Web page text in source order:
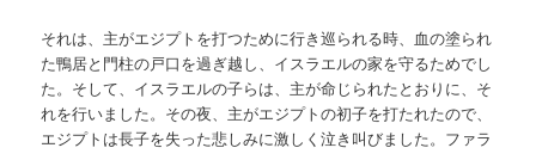
それは、主がエジプトを打つために行き巡られる時、血の塗られ
た鴨居と門柱の戸口を過ぎ越し、イスラエルの家を守るためでし
た。そして、イスラエルの子らは、主が命じられたとおりに、そ
れを行いました。その夜、主がエジプトの初子を打たれたので、
エジプトは長子を失った悲しみに激しく泣き叫びました。ファラ